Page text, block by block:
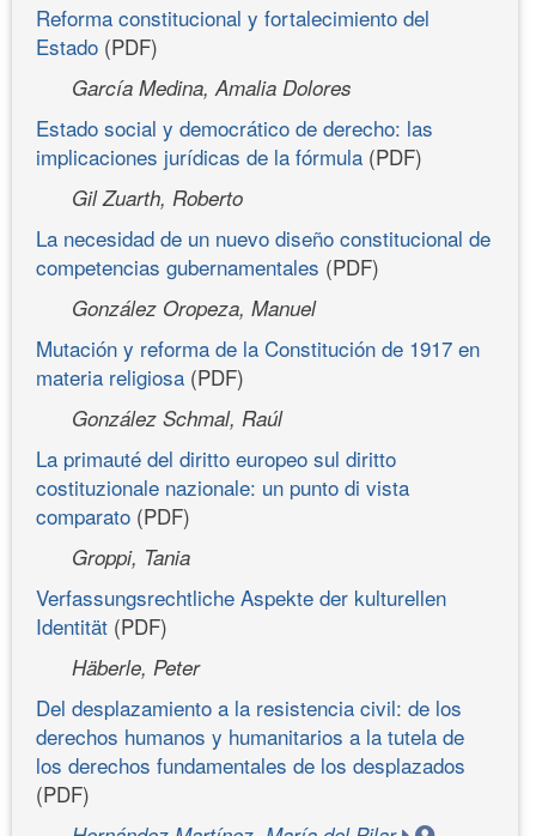
Reforma constitucional y fortalecimiento del
Estado (PDF)
García Medina, Amalia Dolores
Estado social y democrático de derecho: las
implicaciones jurídicas de la fórmula (PDF)
Gil Zuarth, Roberto
La necesidad de un nuevo diseño constitucional de
competencias gubernamentales (PDF)
González Oropeza, Manuel
Mutación y reforma de la Constitución de 1917 en
materia religiosa (PDF)
González Schmal, Raúl
La primauté del diritto europeo sul diritto
costituzionale nazionale: un punto di vista
comparato (PDF)
Groppi, Tania
Verfassungsrechtliche Aspekte der kulturellen
Identität (PDF)
Häberle, Peter
Del desplazamiento a la resistencia civil: de los
derechos humanos y humanitarios a la tutela de
los derechos fundamentales de los desplazados
(PDF)